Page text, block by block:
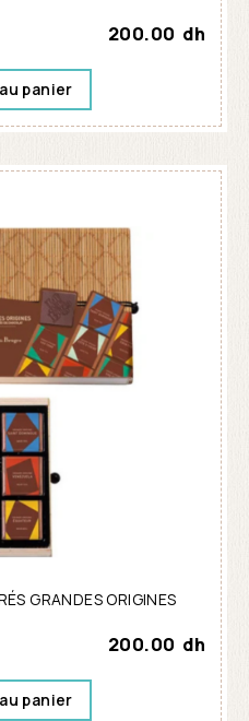
200.00 dh
panier
GRANDES ORIGINES
200.00 dh
panier